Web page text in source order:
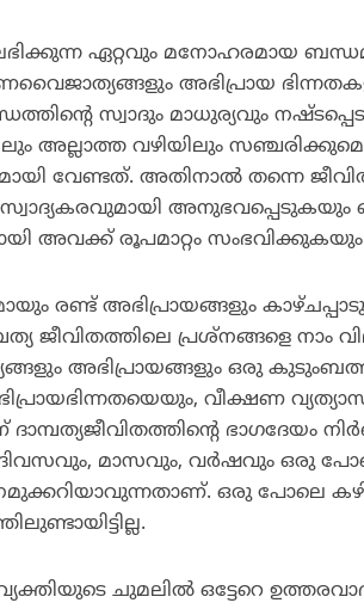
ഏറ്റവും മനോഹരമായ
അഭിപ്രായ
സ്വാദും മാധുര്യവും
അല്ലാത്ത വഴിയിലും
വേണ്ടത്. അതിനാല്‍ തന്നെ
അനുഭവപ്പെടുകയും
അവക്ക് രൂപമാറ്റം
രണ്ട് അഭിപ്രായങ്ങളും
ജീവിതത്തിലെ പ്രശ്‌നങ്ങളെ നാം
അഭിപ്രായങ്ങളും ഒരു
വീക്ഷണ
ഭാഗദേയം
മാസവും, വര്‍ഷവും ഒരു
നമുക്കറിയാവുന്നതാണ്. ഒരു പോലെ
ചുമലില്‍ ഒട്ടേറെ